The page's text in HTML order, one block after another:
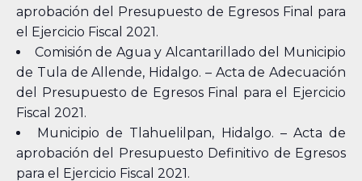
aprobación del Presupuesto de Egresos Final para
el Ejercicio Fiscal 2021.
Comisión de Agua y Alcantarillado del Municipio
de Tula de Allende, Hidalgo. – Acta de Adecuación
del Presupuesto de Egresos Final para el Ejercicio
Fiscal 2021.
Municipio de Tlahuelilpan, Hidalgo. – Acta de
aprobación del Presupuesto Definitivo de Egresos
para el Ejercicio Fiscal 2021.